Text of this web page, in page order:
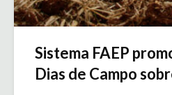
Sistema FAEP
Dias de Campo